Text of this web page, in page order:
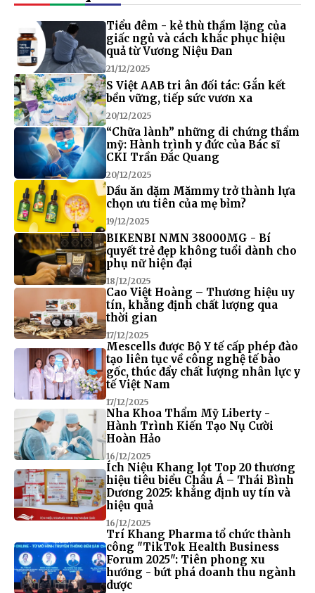
Tiểu đêm - kẻ thù thầm lặng của
giấc ngủ và cách khắc phục hiệu
quả từ Vương Niệu Đan
21/12/2025
S Việt AAB tri ân đối tác: Gắn kết
bền vững, tiếp sức vươn xa
20/12/2025
“Chữa lành” những di chứng thẩm
mỹ: Hành trình y đức của Bác sĩ
CKI Trần Đắc Quang
20/12/2025
Dầu ăn dặm Mămmy trở thành lựa
chọn ưu tiên của mẹ bỉm?
19/12/2025
BIKENBI NMN 38000MG - Bí
quyết trẻ đẹp không tuổi dành cho
phụ nữ hiện đại
18/12/2025
Cao Việt Hoàng – Thương hiệu uy
tín, khẳng định chất lượng qua
thời gian
17/12/2025
Mescells được Bộ Y tế cấp phép đào
tạo liên tục về công nghệ tế bào
gốc, thúc đẩy chất lượng nhân lực y
tế Việt Nam
17/12/2025
Nha Khoa Thẩm Mỹ Liberty -
Hành Trình Kiến Tạo Nụ Cười
Hoàn Hảo
16/12/2025
Ích Niệu Khang lọt Top 20 thương
hiệu tiêu biểu Châu Á – Thái Bình
Dương 2025: khẳng định uy tín và
hiệu quả
16/12/2025
Trí Khang Pharma tổ chức thành
công "TikTok Health Business
Forum 2025": Tiên phong xu
hướng - bứt phá doanh thu ngành
dược